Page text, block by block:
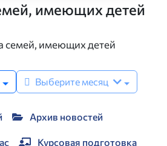
имеющих детей
семей, имеющих детей
Выберите месяц
Архив новостей
Курсовая подготовка